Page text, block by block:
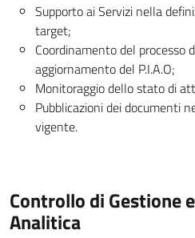
Supporto ai Servizi nella
target;
Coordinamento del processo
aggiornamento del P.I.A.O;
Monitoraggio dello stato di
Pubblicazioni dei documenti
vigente.
Controllo di Gestione
Analitica